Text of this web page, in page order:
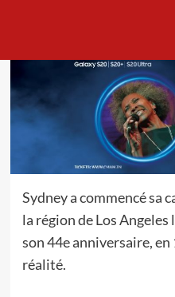
Sydney a commencé sa
la région de Los
son 44e anniversaire,
réalité.